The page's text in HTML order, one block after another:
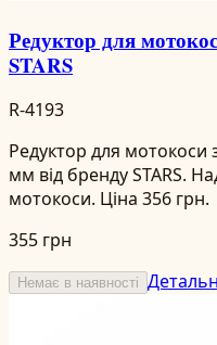
Редуктор для
STARS
R-4193
Редуктор для
мм від бренду STARS.
мотокоси. Ціна 356 грн.
355 грн
Немає в наявності